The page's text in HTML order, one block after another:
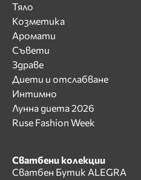
Тяло
Козметика
Аромати
Съвети
Здраве
Диети и отслабване
Интимно
Лунна диета 2026
Ruse Fashion Week
Сватбени колекции
Сватбен Бутик ALEGRA